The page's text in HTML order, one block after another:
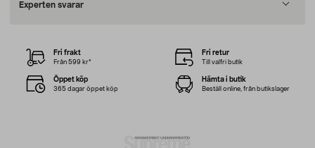
Experten svarar
Fri frakt
Från 599 kr*
Fri retur
Till valfri butik
Öppet köp
365 dagar öppet köp
Hämta i butik
Beställ online, från butikslager